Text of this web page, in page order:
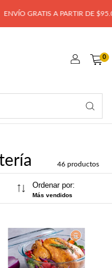
GRATIS A PARTIR DE $95.000
0
46 productos
Ordenar por:
Más vendidos